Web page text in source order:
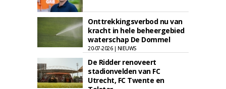
Onttrekkingsverbod nu van
kracht in hele beheergebied
waterschap De Dommel
20-07-2026 | NIEUWS
De Ridder renoveert
stadionvelden van FC
Utrecht, FC Twente en